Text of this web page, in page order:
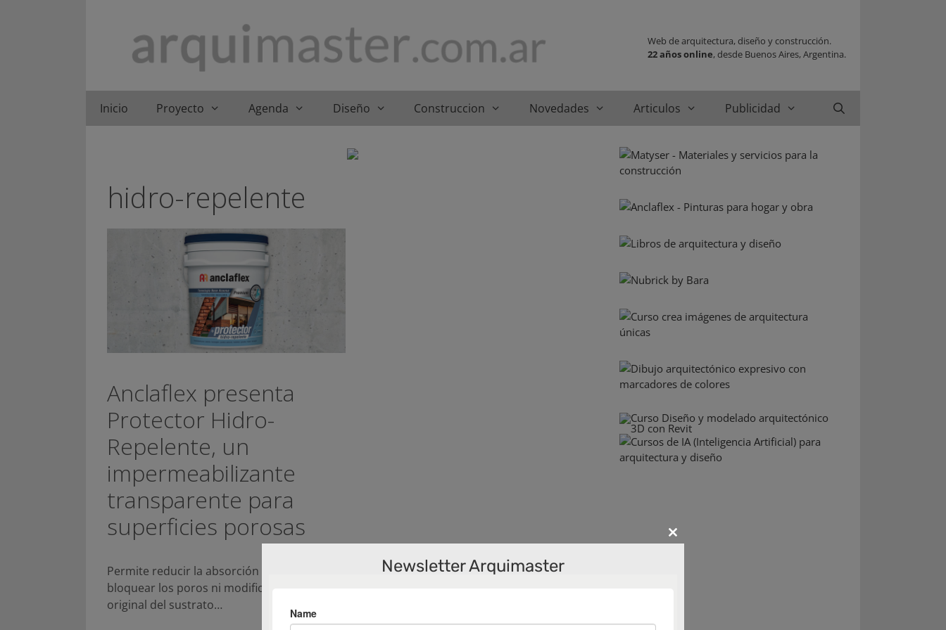
Web de arquitectura, diseño y construcción.
22 años online, desde Buenos Aires, Argentina.
Inicio Proyecto Agenda Diseño Construccion Novedades Articulos Publicidad
hidro-repelente
Anclaflex presenta
Protector Hidro-
Repelente, un
impermeabilizante
transparente para
superficies porosas
Permite reducir la absorción de agua sin
bloquear los poros ni modificar el aspecto
original del sustrato…
Close
Newsletter Arquimaster